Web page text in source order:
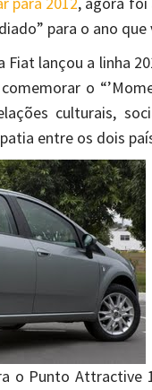
para o ano que
Fiat lançou a linha
o
culturais,
entre os dois
o Punto Attractive